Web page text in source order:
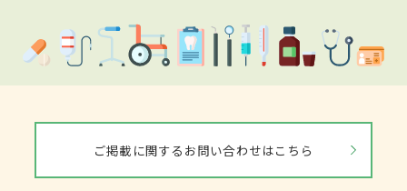
ご掲載に関するお問い合わせはこちら